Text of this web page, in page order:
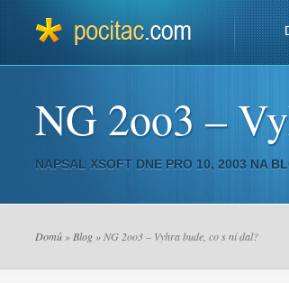
NG 2oo3 –
NAPSAL XSOFT DNE PRO 10, 2003 NA
Domů » Blog » NG 2oo3 – Vyhra bude, co s ni dal?